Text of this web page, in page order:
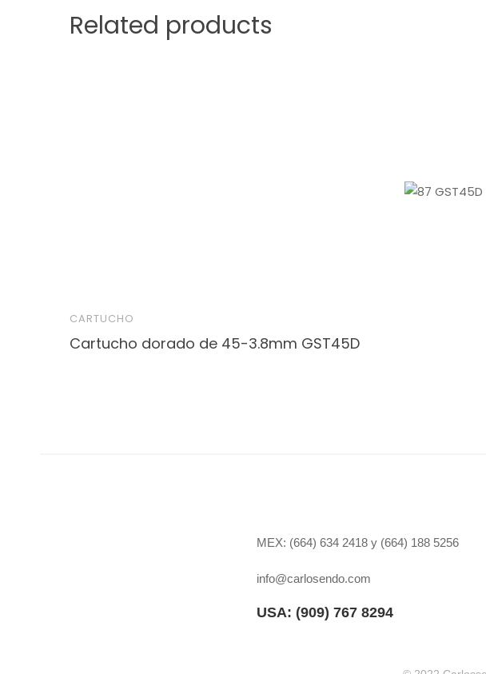
Related products
CARTUCHO
Cartucho dorado de 45-3.8mm GST45D
MEX: (664) 634 2418 y (664) 188 5256
info@carlosendo.com
USA: (909) 767 8294